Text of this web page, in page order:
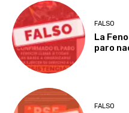
FALSO
La
paro
FALSO